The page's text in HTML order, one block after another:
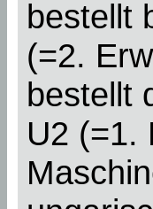
bestellt
(=2.
bestellt
U2 (=1.